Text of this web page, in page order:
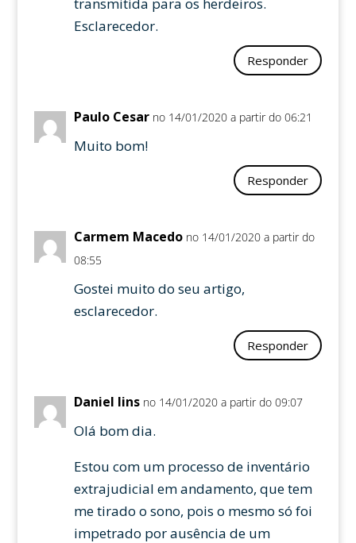
Esclarecedor.
Responder
Paulo Cesar no 14/01/2020 a partir do 06:21
Muito bom!
Responder
Carmem Macedo no 14/01/2020 a partir do
08:55
Gostei muito do seu artigo,
esclarecedor.
Responder
Daniel lins no 14/01/2020 a partir do 09:07
Olá bom dia.
Estou com um processo de inventário
extrajudicial em andamento, que tem
me tirado o sono, pois o mesmo só foi
impetrado por ausência de um